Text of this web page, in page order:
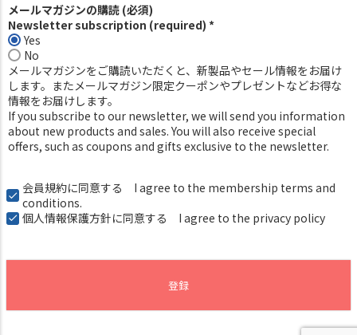
メールマガジンの購読 (必須)
Newsletter subscription (required) *
Yes
No
メールマガジンをご購読いただくと、新製品やセール情報をお届け
します。またメールマガジン限定クーポンやプレゼントなどお得な
情報をお届けします。
If you subscribe to our newsletter, we will send you information
about new products and sales. You will also receive special
offers, such as coupons and gifts exclusive to the newsletter.
会員規約に同意する I agree to the membership terms and
conditions.
個人情報保護方針に同意する I agree to the privacy policy
登録